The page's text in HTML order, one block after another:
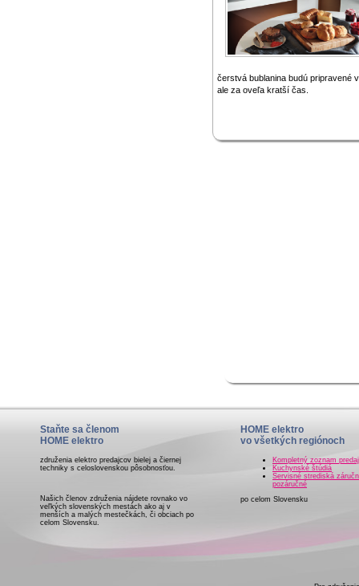
čerstvá bublanina budú pripravené
ale za oveľa kratší čas.
Staňte sa členom
HOME elektro
združenia elektro predajcov bielej a čiernej
techniky s celoslovenskou pôsobnosťou.
Našich členov združenia nájdete rovnako vo
veľkých slovenských mestách ako aj v
menších a malých mestečkách, či obciach po
celom Slovensku.
HOME elektro
vo všetkých regiónoch
Kompletný zoznam
Kuchynské štúdiá
Servisné strediská
pozáručné
po celom Slovensku